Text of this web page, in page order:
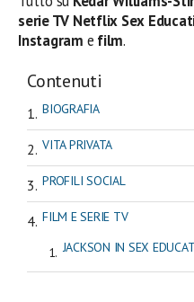
serie TV Netflix Sex
Instagram e film.
Contenuti
BIOGRAFIA
VITA PRIVATA
PROFILI SOCIAL
FILM E SERIE TV
JACKSON IN SEX